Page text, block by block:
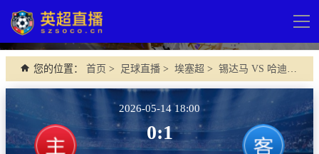
导
网站首页
足球直播
您的位置： 首页 > 足球直播 > 埃塞超 > 锡达马 VS 哈迪萨纳
2026-05-14 18:00
0:1